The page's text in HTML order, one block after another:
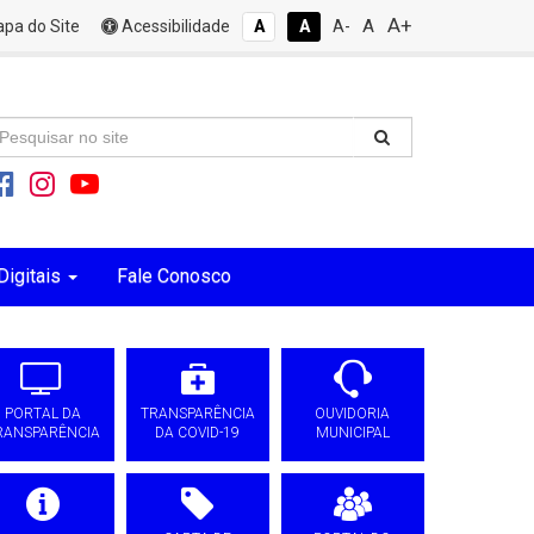
do Site Acessibilidade A A A- A A+
Fale Conosco
PORTAL DA
TRANSPARÊNCIA
DA COVID-19
OUVIDORIA
MUNICIPAL